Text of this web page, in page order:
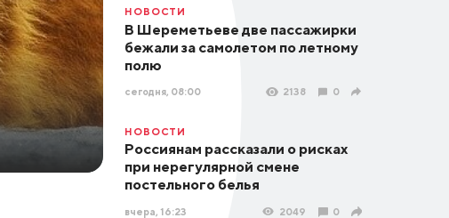
НОВОСТИ
В Шереметьеве две пассажирки
бежали за самолетом по летному
полю
сегодня, 08:00 2138 0
НОВОСТИ
Россиянам рассказали о рисках
при нерегулярной смене
постельного белья
вчера, 16:23 2049 0